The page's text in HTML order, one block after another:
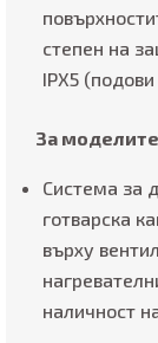
степен на
IPX5
За
Система за
готварска
върху
наличност